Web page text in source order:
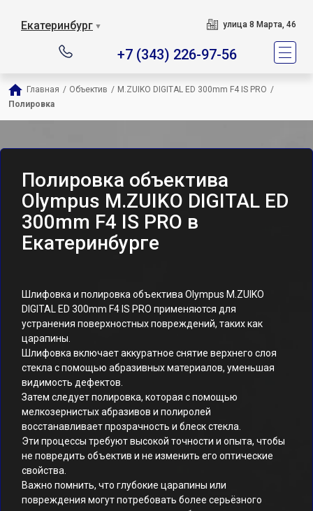
Екатеринбург ▼ улица 8 Марта, 46
+7 (343) 226-97-56
Главная / Объектив / M.ZUIKO DIGITAL ED 300mm F4 IS PRO /
Полировка
Полировка объектива
Olympus M.ZUIKO DIGITAL ED
300mm F4 IS PRO в
Екатеринбурге
Шлифовка и полировка объектива Olympus M.ZUIKO
DIGITAL ED 300mm F4 IS PRO применяются для
устранения поверхностных повреждений, таких как
царапины.
Шлифовка включает аккуратное снятие верхнего слоя
стекла с помощью абразивных материалов, уменьшая
видимость дефектов.
Затем следует полировка, которая с помощью
мелкозернистых абразивов и полиролей
восстанавливает прозрачность и блеск стекла.
Эти процессы требуют высокой точности и опыта, чтобы
не повредить объектив и не изменить его оптические
свойства.
Важно помнить, что глубокие царапины или
повреждения могут потребовать более серьёзного